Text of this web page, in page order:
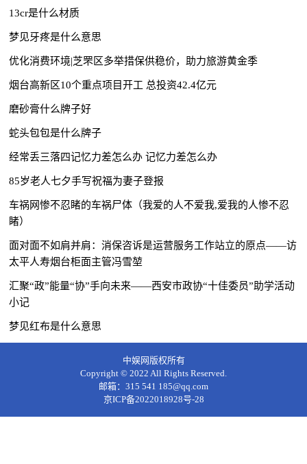
13cr是什么材质
梦见牙疼是什么意思
优化消费环境|芝罘区多举措保供稳价，助力旅游黄金季
烟台高新区10个重点项目开工 总投资42.4亿元
磨砂膏什么牌子好
蛇头包包是什么牌子
经常丢三落四记忆力差怎么办 记忆力差怎么办
85岁老人七夕手写祝福为妻子登报
车祸网惨不忍睹的车祸尸体（我爱的人不爱我,爱我的人惨不忍
睹）
面对面不如肩并肩：消保咨诉是运营服务工作站立的原点——访
太平人寿烟台柜面主管冯雪堃
汇聚“政”能量“协”手向未来——西安市政协“十佳委员”助学活动
小记
梦见红布是什么意思
中娱网版权所有
Copyright © 2022 All Rights Reserved.
邮箱：315 541 185@qq.com
京ICP备2022018928号-28